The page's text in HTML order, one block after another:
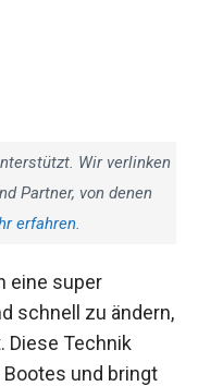
Wir verlinken
Partner, von denen
erfahren.
eine super
schnell zu ändern,
Diese Technik
und bringt